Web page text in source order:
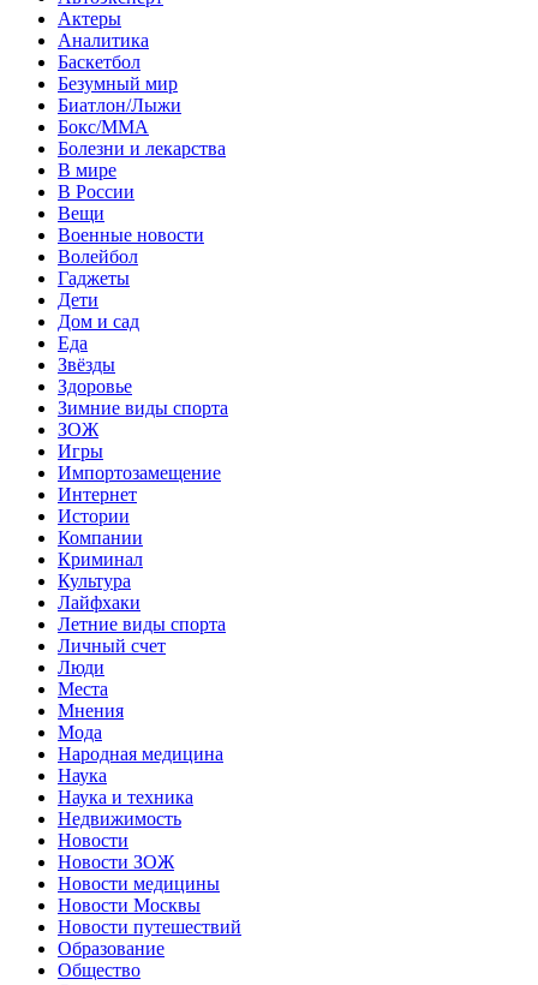
Актеры
Аналитика
Баскетбол
Безумный мир
Биатлон/Лыжи
Бокс/MMA
Болезни и лекарства
В мире
В России
Вещи
Военные новости
Волейбол
Гаджеты
Дети
Дом и сад
Еда
Звёзды
Здоровье
Зимние виды спорта
ЗОЖ
Игры
Импортозамещение
Интернет
Истории
Компании
Криминал
Культура
Лайфхаки
Летние виды спорта
Личный счет
Люди
Места
Мнения
Мода
Народная медицина
Наука
Наука и техника
Недвижимость
Новости
Новости ЗОЖ
Новости медицины
Новости Москвы
Новости путешествий
Образование
Общество